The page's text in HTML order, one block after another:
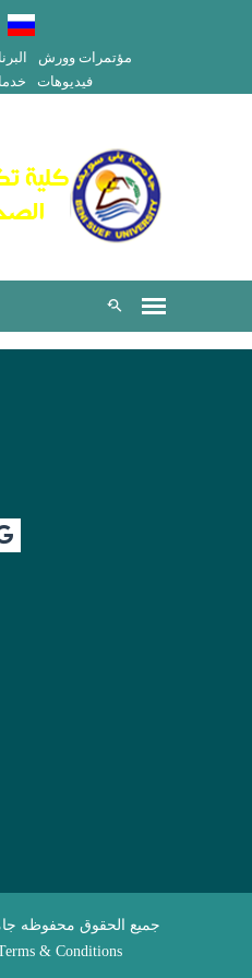
مؤتمرات وورش
فيديوهات
جميع الحقوق محفوظه
& Conditions